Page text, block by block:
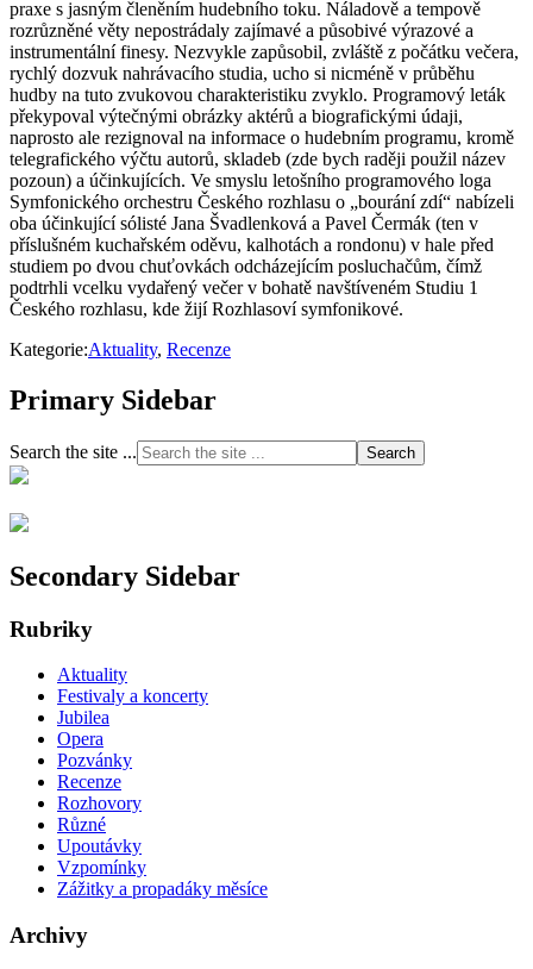
praxe s jasným členěním hudebního toku. Náladově a tempově
rozrůzněné věty nepostrádaly zajímavé a působivé výrazové a
instrumentální finesy. Nezvykle zapůsobil, zvláště z počátku večera,
rychlý dozvuk nahrávacího studia, ucho si nicméně v průběhu
hudby na tuto zvukovou charakteristiku zvyklo. Programový leták
překypoval výtečnými obrázky aktérů a biografickými údaji,
naprosto ale rezignoval na informace o hudebním programu, kromě
telegrafického výčtu autorů, skladeb (zde bych raději použil název
pozoun) a účinkujících. Ve smyslu letošního programového loga
Symfonického orchestru Českého rozhlasu o „bourání zdí“ nabízeli
oba účinkující sólisté Jana Švadlenková a Pavel Čermák (ten v
příslušném kuchařském oděvu, kalhotách a rondonu) v hale před
studiem po dvou chuťovkách odcházejícím posluchačům, čímž
podtrhli vcelku vydařený večer v bohatě navštíveném Studiu 1
Českého rozhlasu, kde žijí Rozhlasoví symfonikové.
Kategorie:Aktuality, Recenze
Primary Sidebar
Search the site ...
Secondary Sidebar
Rubriky
Aktuality
Festivaly a koncerty
Jubilea
Opera
Pozvánky
Recenze
Rozhovory
Různé
Upoutávky
Vzpomínky
Zážitky a propadáky měsíce
Archivy